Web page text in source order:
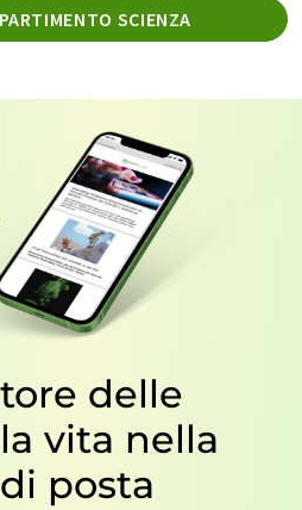
SCIENZA
delle
vita nella
posta